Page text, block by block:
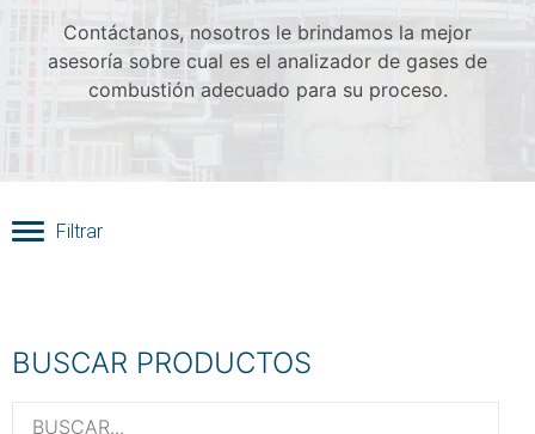
Contáctanos, nosotros le brindamos la mejor
asesoría sobre cual es el analizador de gases de
combustión adecuado para su proceso.
Filtrar
BUSCAR PRODUCTOS